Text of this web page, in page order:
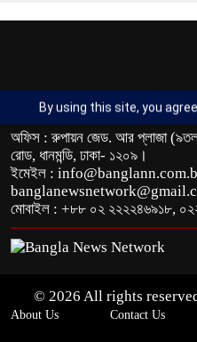
অফিস : রুপায়ন জেড. আর প্লাজা
রোড, ধানমন্ডি, ঢাকা- ১২০৯।
ইমেইল :
মোবাইল : +৮৮ ০২ ২২২২৪৬৯১৮,
© 2026 All rights
About Us Contact Us
By using this site, you